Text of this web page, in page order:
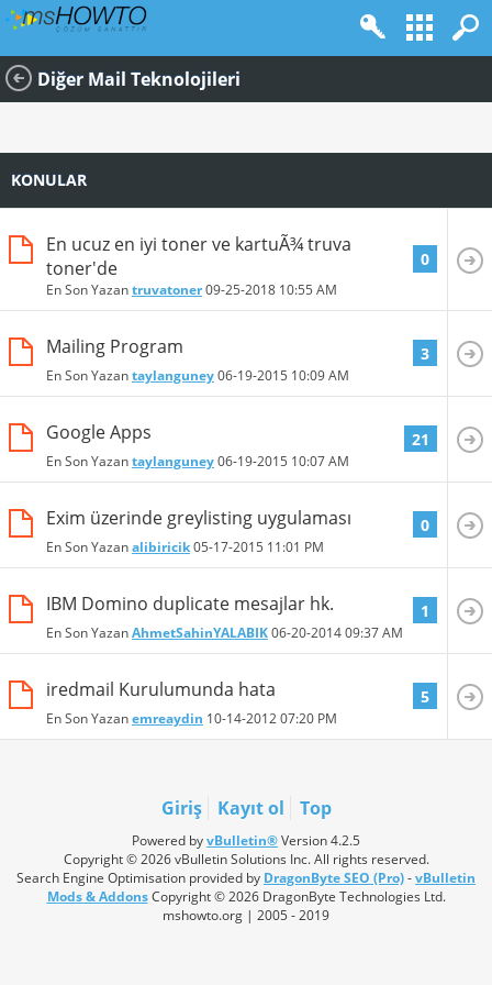
Diğer Mail Teknolojileri
KONULAR
En ucuz en iyi toner ve kartuÃ¾ truva
toner'de
En Son Yazantruvatoner09-25-2018 10:55 AM
0
Mailing Program
En Son Yazantaylanguney06-19-2015 10:09 AM
3
Google Apps
En Son Yazantaylanguney06-19-2015 10:07 AM
21
Exim üzerinde greylisting uygulaması
En Son Yazanalibiricik05-17-2015 11:01 PM
0
IBM Domino duplicate mesajlar hk.
En Son YazanAhmetSahinYALABIK06-20-201409:37 AM
1
iredmail Kurulumunda hata
En Son Yazanemreaydin 10-14-201207:20 PM
5
Giriş Kayıt ol Top
Powered byvBulletin®Version 4.2.5
Copyright © 2026 vBulletin Solutions Inc. All rights reserved.
Search Engine Optimisation provided by DragonByte SEO (Pro)-vBulletin
Mods & AddonsCopyright © 2026 DragonByte Technologies Ltd.
mshowto.org | 2005 - 2019